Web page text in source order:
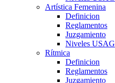
Artística Femenina
Definicion
Reglamentos
Juzgamiento
Niveles USAG
Rítmica
Definicion
Reglamentos
Juzgamiento